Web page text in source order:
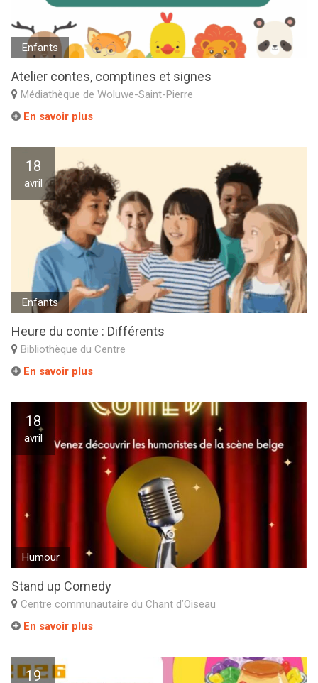
Enfants
Atelier contes, comptines et signes
Médiathèque de Woluwe-Saint-Pierre
En savoir plus
18
avril
Enfants
Heure du conte : Différents
Bibliothèque du Centre
En savoir plus
18
avril
Humour
Stand up Comedy
Centre communautaire du Chant d’Oiseau
En savoir plus
19